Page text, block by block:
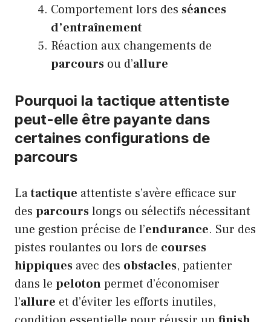
Comportement lors des séances
d’entraînement
Réaction aux changements de
parcours ou d’allure
Pourquoi la tactique attentiste
peut-elle être payante dans
certaines configurations de
parcours
Latactique attentiste s’avère efficace sur
des parcourslongs ou sélectifs nécessitant
une gestion précise de l’endurance. Sur des
pistes roulantes ou lors de courses
hippiques avec des obstacles, patienter
dans le pelotonpermet d’économiser
l’allure et d’éviter les efforts inutiles,